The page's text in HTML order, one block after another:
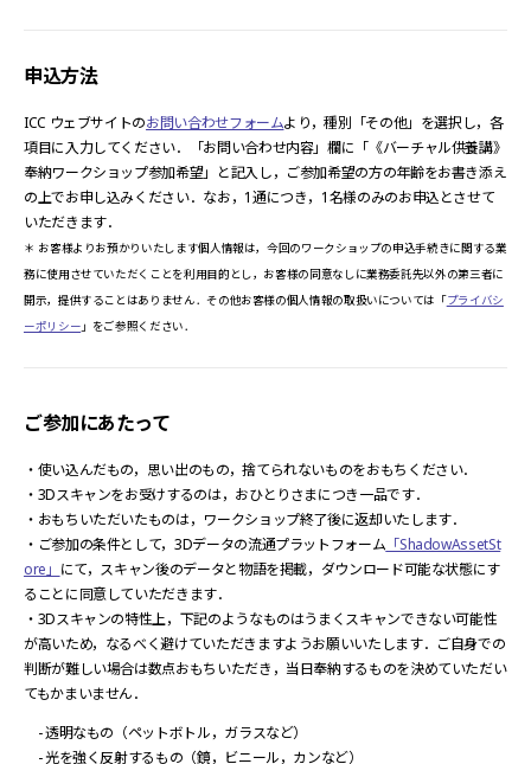
申込方法
ICC ウェブサイトのお問い合わせフォームより，種別「その他」を選択し，各
項目に入力してください．「お問い合わせ内容」欄に「《バーチャル供養講》
奉納ワークショップ参加希望」と記入し，ご参加希望の方の年齢をお書き添え
の上でお申し込みください．なお，1通につき，1名様のみのお申込とさせて
いただきます．
＊ お客様よりお預かりいたします個人情報は，今回のワークショップの申込手続きに関する業
務に使用させていただくことを利用目的とし，お客様の同意なしに業務委託先以外の第三者に
開示，提供することはありません．その他お客様の個人情報の取扱いについては「プライバシ
ーポリシー 」をご参照ください．
ご参加にあたって
・使い込んだもの，思い出のもの，捨てられないものをおもちください．
・3Dスキャンをお受けするのは，おひとりさまにつき一品です．
・おもちいただいたものは，ワークショップ終了後に返却いたします．
・ご参加の条件として，3Dデータの流通プラットフォーム 「ShadowAssetSt
ore」 にて，スキャン後のデータと物語を掲載，ダウンロード可能な状態にす
ることに同意していただきます．
・3Dスキャンの特性上，下記のようなものはうまくスキャンできない可能性
が高いため，なるべく避けていただきますようお願いいたします．ご自身での
判断が難しい場合は数点おもちいただき，当日奉納するものを決めていただい
てもかまいません．
- 透明なもの（ペットボトル，ガラスなど）
- 光を強く反射するもの（鏡，ビニール，カンなど）